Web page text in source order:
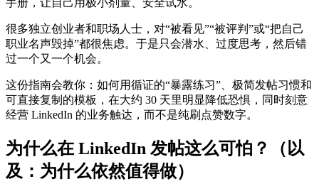
手册，让自己用极小剂量、安全试水。
很多独立创业者和职场人士，对“被看见”“被评判”或“把自己
职业名声毁掉”都很焦虑。于是只会潜水、过度思考，然后错
过一个又一个机会。
这份指南会教你：如何用循证的“暴露练习”、极简发帖习惯和
可直接复制的模板，在大约 30 天里明显降低恐惧，同时刻意
经营 LinkedIn 的业务触达，而不是纯刷点赞数字。
为什么在 LinkedIn 发帖这么可怕？（以
及：为什么依然值得做）